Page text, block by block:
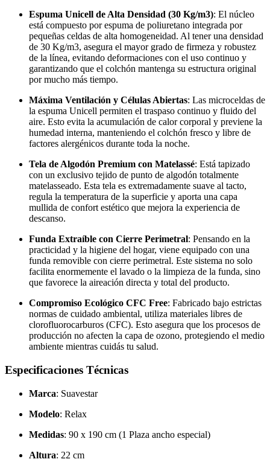
Espuma Unicell de Alta Densidad (30 Kg/m3): El núcleo
está compuesto por espuma de poliuretano integrada por
pequeñas celdas de alta homogeneidad. Al tener una densidad
de 30 Kg/m3, asegura el mayor grado de firmeza y robustez
de la línea, evitando deformaciones con el uso continuo y
garantizando que el colchón mantenga su estructura original
por mucho más tiempo.
Máxima Ventilación y Células Abiertas: Las microceldas de
la espuma Unicell permiten el traspaso continuo y fluido del
aire. Esto evita la acumulación de calor corporal y previene la
humedad interna, manteniendo el colchón fresco y libre de
factores alergénicos durante toda la noche.
Tela de Algodón Premium con Matelassé: Está tapizado
con un exclusivo tejido de punto de algodón totalmente
matelasseado. Esta tela es extremadamente suave al tacto,
regula la temperatura de la superficie y aporta una capa
mullida de confort estético que mejora la experiencia de
descanso.
Funda Extraíble con Cierre Perimetral: Pensando en la
practicidad y la higiene del hogar, viene equipado con una
funda removible con cierre perimetral. Este sistema no solo
facilita enormemente el lavado o la limpieza de la funda, sino
que favorece la aireación directa y total del producto.
Compromiso Ecológico CFC Free: Fabricado bajo estrictas
normas de cuidado ambiental, utiliza materiales libres de
clorofluorocarburos (CFC). Esto asegura que los procesos de
producción no afecten la capa de ozono, protegiendo el medio
ambiente mientras cuidás tu salud.
Especificaciones Técnicas
Marca: Suavestar
Modelo: Relax
Medidas: 90 x 190 cm (1 Plaza ancho especial)
Altura: 22 cm